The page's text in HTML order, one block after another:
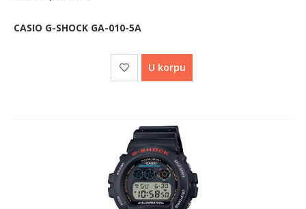
CASIO G-SHOCK GA-010-5A
U korpu